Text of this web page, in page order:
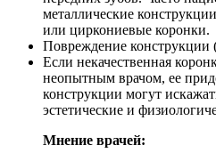
металлические
или циркониевые коронки.
Повреждение
Если некачественная
неопытным врачом, ее
конструкции могут
эстетические и
Мнение врачей: